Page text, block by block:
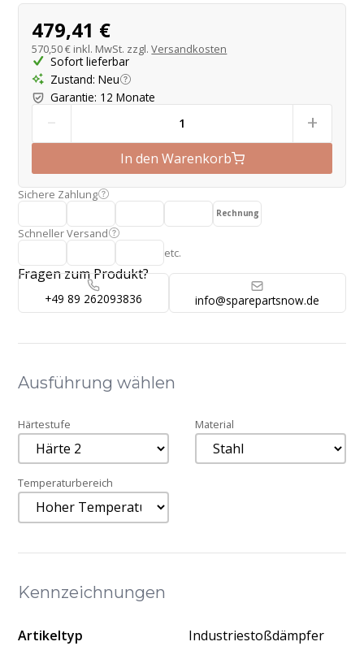
Ausführung wählen
Härtestufe Material
Temperaturbereich
Produktangebot
479,41 €
570,50 € inkl. MwSt. zzgl.Versandkosten
Sofort lieferbar
Zustand: Neu
Garantie: 12 Monate
- +
In den Warenkorb
Sichere Zahlung
Rechnung
Schneller Versand
etc.
Fragen zum Produkt?
+49 89 262093836 info@sparepartsnow.de
Kennzeichnungen
Artikeltyp Industriestoßdämpfer